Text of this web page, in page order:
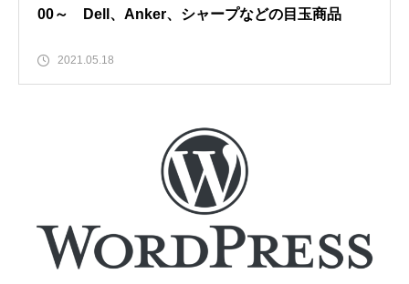
00～ Dell、Anker、シャープなどの目玉商品
2021.05.18